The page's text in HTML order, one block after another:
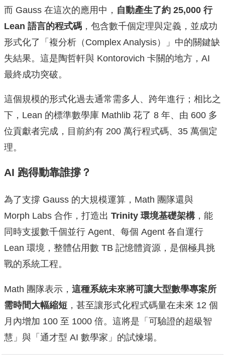
而 Gauss 在這次的應用中， 自動產生了約 25,000 行
Lean 語言的程式碼 ，包含數千個定理與定義，並成功
形式化了「複分析（Complex Analysis）」中的關鍵缺
失結果。這是陶哲軒與 Kontorovich 卡關的地方，AI
最終成功突破。
這個規模的形式化過去通常需多人、跨年進行；相比之
下，Lean 的標準數學庫 Mathlib 花了 8 年、由 600 多
位貢獻者完成，目前約有 200 萬行程式碼、35 萬個定
理。
AI 跑得動靠誰撐？
為了支撐 Gauss 的大規模運算，Math 團隊還與
Morph Labs 合作，打造出 Trinity 環境基礎架構，能
同時支援數千個並行 Agent、每個 Agent 各自運行
Lean 環境，整體佔用數 TB 記憶體資源，是個極具挑
戰的系統工程。
Math 團隊表示， 這種系統未來將可讓大型數學專案所
需時間大幅縮短 ，甚至讓形式化程式碼量在未來 12 個
月內增加 100 至 1000 倍。這將是「可驗證的超級智
慧」與「通才型 AI 數學家」的試煉場。